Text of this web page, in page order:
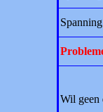
Wil geen